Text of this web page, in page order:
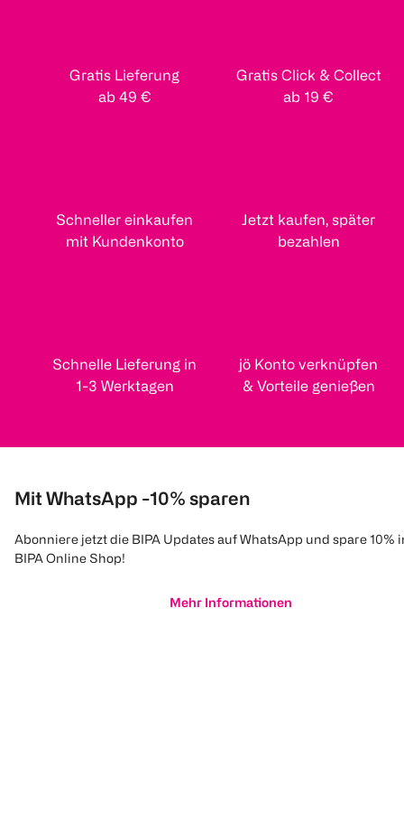
Gratis Lieferung
ab 49 €
Gratis Click & Collect
ab 19 €
Schneller einkaufen
mit Kundenkonto
Jetzt kaufen, später
bezahlen
Schnelle Lieferung in
1-3 Werktagen
jö Konto verknüpfen
& Vorteile genießen
Mit WhatsApp -10% sparen
Abonniere jetzt die BIPA Updates auf WhatsApp und spare 10%
BIPA Online Shop!
Mehr Informationen